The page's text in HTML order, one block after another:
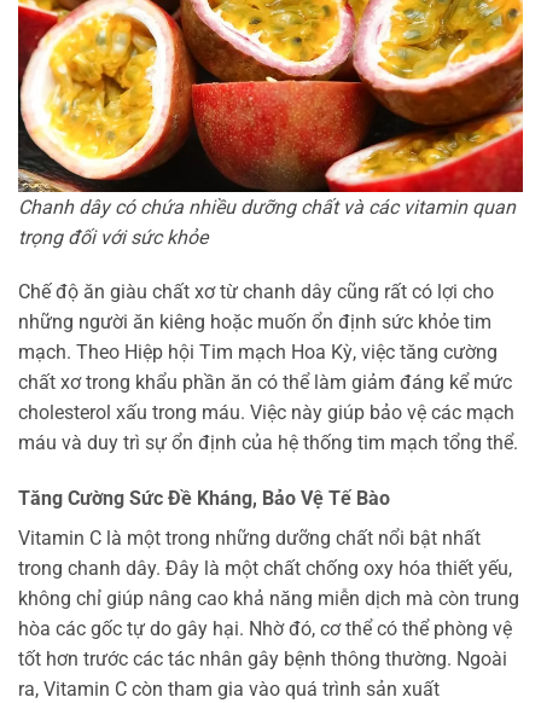
Chanh dây có chứa nhiều dưỡng chất và các vitamin quan
trọng đối với sức khỏe
Chế độ ăn giàu chất xơ từ chanh dây cũng rất có lợi cho
những người ăn kiêng hoặc muốn ổn định sức khỏe tim
mạch. Theo Hiệp hội Tim mạch Hoa Kỳ, việc tăng cường
chất xơ trong khẩu phần ăn có thể làm giảm đáng kể mức
cholesterol xấu trong máu. Việc này giúp bảo vệ các mạch
máu và duy trì sự ổn định của hệ thống tim mạch tổng thể.
Tăng Cường Sức Đề Kháng, Bảo Vệ Tế Bào
Vitamin C là một trong những dưỡng chất nổi bật nhất
trong chanh dây. Đây là một chất chống oxy hóa thiết yếu,
không chỉ giúp nâng cao khả năng miễn dịch mà còn trung
hòa các gốc tự do gây hại. Nhờ đó, cơ thể có thể phòng vệ
tốt hơn trước các tác nhân gây bệnh thông thường. Ngoài
ra, Vitamin C còn tham gia vào quá trình sản xuất